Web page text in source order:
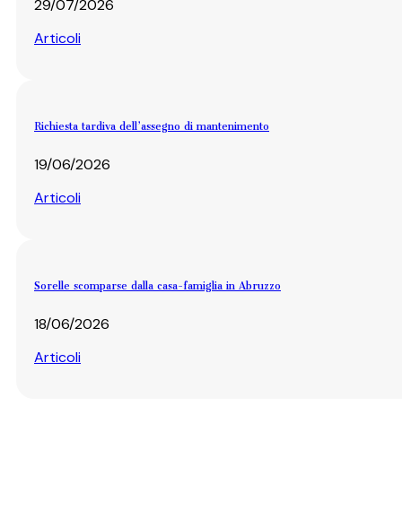
29/07/2026
Articoli
Richiesta tardiva dell’assegno di mantenimento
19/06/2026
Articoli
Sorelle scomparse dalla casa-famiglia in Abruzzo
18/06/2026
Articoli